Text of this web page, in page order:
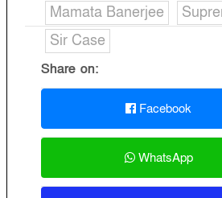
Mamata Banerjee
Sir Case
Share on:
Facebook
WhatsApp